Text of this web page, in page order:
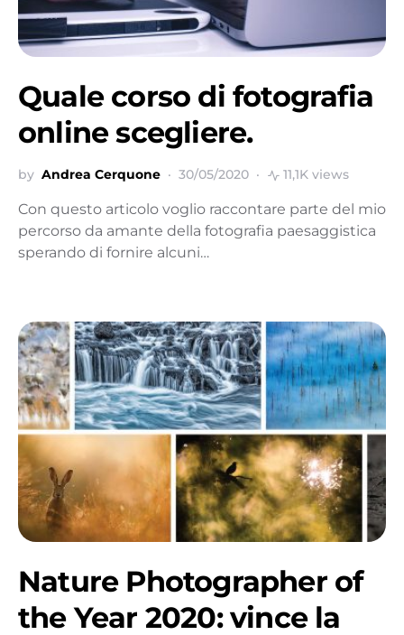
Quale corso di fotografia
online scegliere.
by Andrea Cerquone 30/05/2020 11,1K views
Con questo articolo voglio raccontare parte del mio
percorso da amante della fotografia paesaggistica
sperando di fornire alcuni…
Nature Photographer of
the Year 2020: vince la